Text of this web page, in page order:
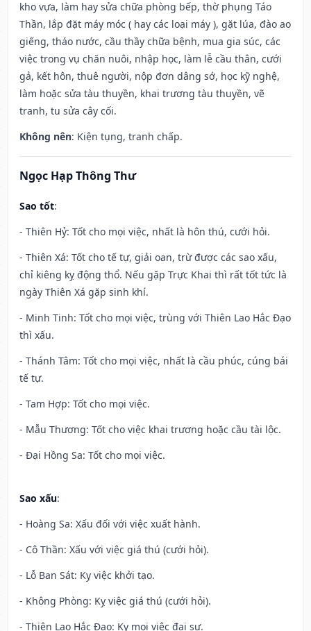
kho vựa, làm hay sửa chữa phòng bếp, thờ phụng Táo
Thần, lắp đặt máy móc ( hay các loại máy ), gặt lúa, đào ao
giếng, tháo nước, cầu thầy chữa bệnh, mua gia súc, các
việc trong vụ chăn nuôi, nhập học, làm lễ cầu thân, cưới
gả, kết hôn, thuê người, nộp đơn dâng sớ, học kỹ nghệ,
làm hoặc sửa tàu thuyền, khai trương tàu thuyền, vẽ
tranh, tu sửa cây cối.
Không nên: Kiện tụng, tranh chấp.
Ngọc Hạp Thông Thư
Sao tốt:
- Thiên Hỷ: Tốt cho mọi việc, nhất là hôn thú, cưới hỏi.
- Thiên Xá: Tốt cho tế tự, giải oan, trừ được các sao xấu,
chỉ kiêng kỵ động thổ. Nếu gặp Trực Khai thì rất tốt tức là
ngày Thiên Xá gặp sinh khí.
- Minh Tinh: Tốt cho mọi việc, trùng với Thiên Lao Hắc Đạo
thì xấu.
- Thánh Tâm: Tốt cho mọi việc, nhất là cầu phúc, cúng bái
tế tự.
- Tam Hợp: Tốt cho mọi việc.
- Mẫu Thương: Tốt cho việc khai trương hoặc cầu tài lộc.
- Đại Hồng Sa: Tốt cho mọi việc.
Sao xấu:
- Hoàng Sa: Xấu đối với việc xuất hành.
- Cô Thần: Xấu với việc giá thú (cưới hỏi).
- Lỗ Ban Sát: Kỵ việc khởi tạo.
- Không Phòng: Kỵ việc giá thú (cưới hỏi).
- Thiên Lao Hắc Đạo: Kỵ mọi việc đại sự.